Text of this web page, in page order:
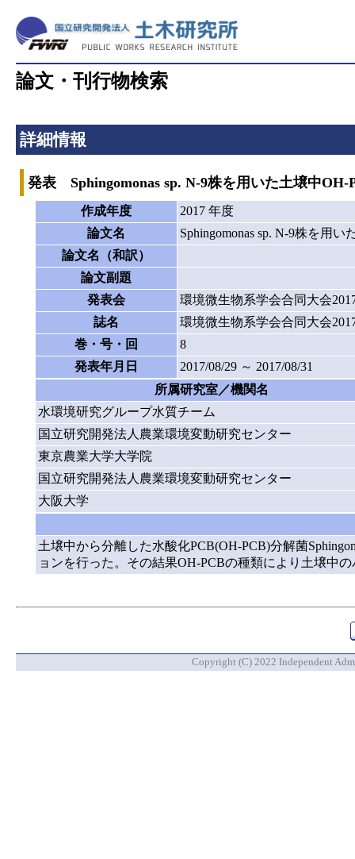
論文・刊行物検索
詳細情報
発表 Sphingomonas sp. N-9株を用いた土壌中OH-
作成年度
2017 年度
論文名
Sphingomonas sp. N-9株を用
論文名（和訳）
論文副題
発表会
環境微生物系学会合同大会
誌名
環境微生物系学会合同大会
巻・号・回
8
発表年月日
2017/08/29 ～ 2017/08/31
所属研究室／機関名
水環境研究グループ水質チーム
国立研究開発法人農業環境変動研究センター
東京農業大学大学院
国立研究開発法人農業環境変動研究センター
大阪大学
土壌中から分離した水酸化PCB(OH-PCB)分解菌
ョンを行った。その結果OH-PCBの種類により土壌中
Copyright (C) 2022 Independent